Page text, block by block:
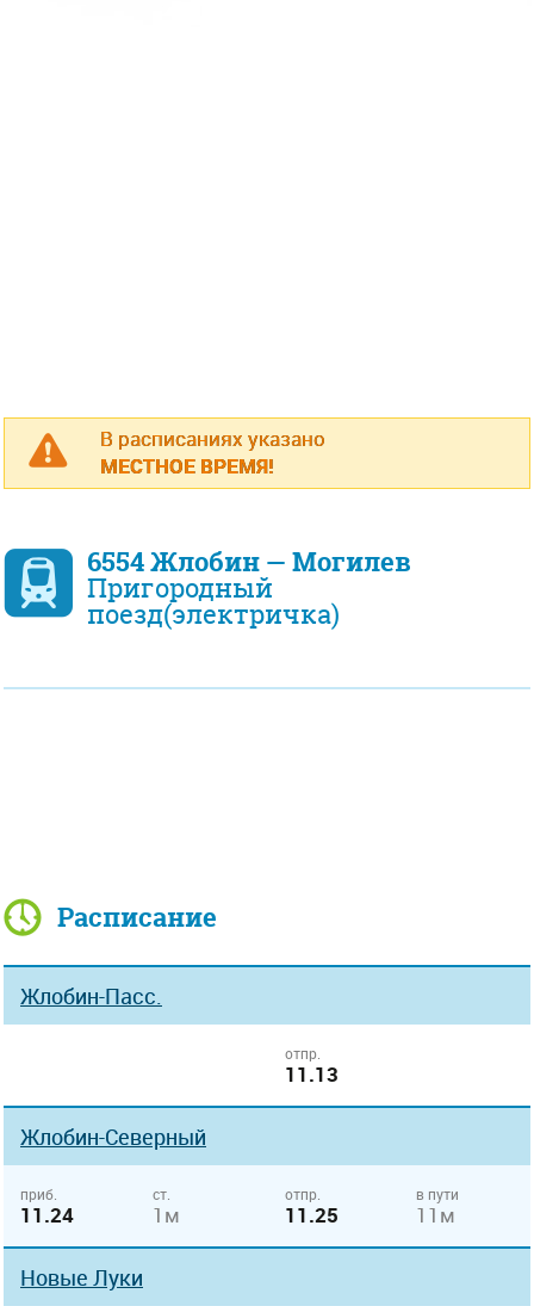
В расписаниях указано
МЕСТНОЕ ВРЕМЯ!
6554 Жлобин — Могилев
Пригородный
поезд(электричка)
Расписание
Жлобин-Пасс.
отпр.
11.13
Жлобин-Северный
приб.
11.24
ст.
1м
отпр.
11.25
в пути
11м
Новые Луки